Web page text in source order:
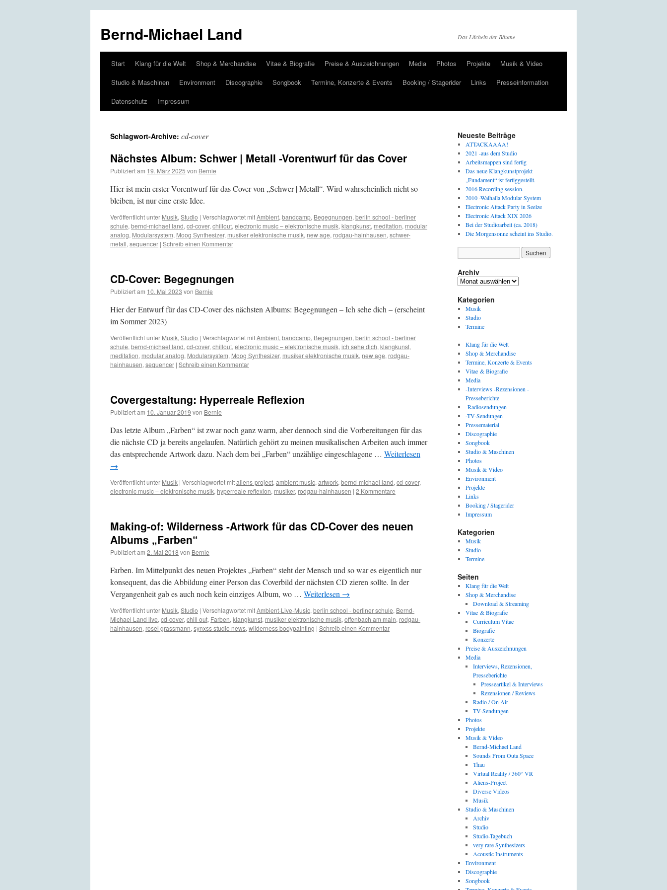
Bernd-Michael Land Das Lächeln der Bäume
Zum
Inhalt
springen
Start Klang für die Welt Shop & Merchandise Vitae & Biografie Preise & Auszeichnungen Media Photos Projekte
Musik & Video
Studio & Maschinen
Environment Discographie Songbook Termine, Konzerte & Events Booking / Stagerider Links
Presseinformation
Datenschutz
Impressum
Schlagwort-Archive: cd-cover
Nächstes Album: Schwer | Metall -Vorentwurf für das Cover
Publiziert am 19. März 2025 von Bernie
Hier ist mein erster Vorentwurf für das Cover von „Schwer | Metall“. Wird wahrscheinlich nicht so
bleiben, ist nur eine erste Idee.
Veröffentlicht unter Musik, Studio | Verschlagwortet mitAmbient, bandcamp, Begegnungen, berlin school - berliner
schule, bernd-michael land, cd-cover, chillout, electronic music – elektronische musik, klangkunst, meditation, modular
analog, Modularsystem, Moog Synthesizer, musiker elektronische musik, new age, rodgau-hainhausen, schwer-
metall, sequencer | Schreib einen Kommentar
CD-Cover: Begegnungen
Publiziert am 10. Mai 2023 von Bernie
Hier der Entwurf für das CD-Cover des nächsten Albums: Begegnungen – Ich sehe dich – (erscheint
im Sommer 2023)
Veröffentlicht unter Musik, Studio | Verschlagwortet mitAmbient, bandcamp, Begegnungen, berlin school - berliner
schule, bernd-michael land, cd-cover, chillout, electronic music – elektronische musik, ich sehe dich, klangkunst,
meditation, modular analog, Modularsystem, Moog Synthesizer, musiker elektronische musik, new age, rodgau-
hainhausen, sequencer | Schreib einen Kommentar
Covergestaltung: Hyperreale Reflexion
Publiziert am 10. Januar 2019 von Bernie
Das letzte Album „Farben“ ist zwar noch ganz warm, aber dennoch sind die Vorbereitungen für das
die nächste CD ja bereits angelaufen. Natürlich gehört zu meinen musikalischen Arbeiten auch immer
das entsprechende Artwork dazu. Nach dem bei „Farben“ unzählige eingeschlagene … Weiterlesen
→
Veröffentlicht unter Musik | Verschlagwortet mitaliens-project, ambient music, artwork, bernd-michael land, cd-cover,
electronic music – elektronische musik, hyperreale reflexion, musiker, rodgau-hainhausen | 2 Kommentare
Making-of: Wilderness -Artwork für das CD-Cover des neuen
Albums „Farben“
Publiziert am 2. Mai 2018 von Bernie
Farben. Im Mittelpunkt des neuen Projektes „Farben“ steht der Mensch und so war es eigentlich nur
konsequent, das die Abbildung einer Person das Coverbild der nächsten CD zieren sollte. In der
Vergangenheit gab es auch noch kein einziges Album, wo … Weiterlesen →
Veröffentlicht unter Musik, Studio | Verschlagwortet mitAmbient-Live-Music, berlin school - berliner schule, Bernd-
Michael Land live, cd-cover, chill out, Farben, klangkunst, musiker elektronische musik, offenbach am main, rodgau-
hainhausen, rosel grassmann, synxss studio news, wilderness bodypainting | Schreib einen Kommentar
Neueste Beiträge
ATTACKAAAA!
2021 -aus dem Studio
Arbeitsmappen sind fertig
Das neue Klangkunstprojekt
„Fundament“ ist fertiggestellt.
2016 Recording session.
2010 -Walhalla Modular System
Electronic Attack Party in Seelze
Electronic Attack XIX 2026
Bei der Studioarbeit (ca. 2018)
Die Morgensonne scheint ins Studio.
Archiv
Archiv
Kategorien
Musik
Studio
Termine
Klang für die Welt
Shop & Merchandise
Termine, Konzerte & Events
Vitae & Biografie
Media
-Interviews -Rezensionen -
Presseberichte
-Radiosendungen
-TV-Sendungen
Pressematerial
Discographie
Songbook
Studio & Maschinen
Photos
Musik & Video
Environment
Projekte
Links
Booking / Stagerider
Impressum
Kategorien
Musik
Studio
Termine
Seiten
Klang für die Welt
Shop & Merchandise
Download & Streaming
Vitae & Biografie
Curriculum Vitae
Biografie
Konzerte
Preise & Auszeichnungen
Media
Interviews, Rezensionen,
Presseberichte
Presseartikel & Interviews
Rezensionen / Reviews
Radio / On Air
TV-Sendungen
Photos
Projekte
Musik & Video
Bernd-Michael Land
Sounds From Outa Space
Thau
Virtual Reality / 360° VR
Aliens-Project
Diverse Videos
Musik
Studio & Maschinen
Archiv
Studio
Studio-Tagebuch
very rare Synthesizers
Acoustic Instruments
Environment
Discographie
Songbook